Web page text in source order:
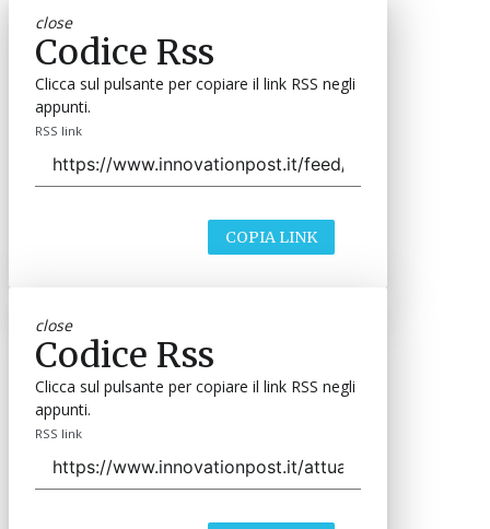
close
Codice Rss
Clicca sul pulsante per copiare il link RSS negli
appunti.
RSS link
COPIA LINK
close
Codice Rss
Clicca sul pulsante per copiare il link RSS negli
appunti.
RSS link